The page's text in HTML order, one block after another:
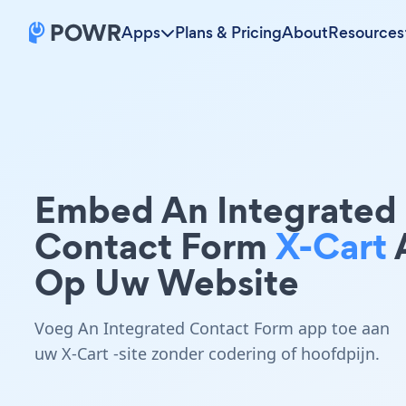
Apps Plans & PricingAboutResources
Embed An Integrated
Contact FormX-Cart
Op Uw Website
Voeg An Integrated Contact Form app toe aan
uw X-Cart -site zonder codering of hoofdpijn.